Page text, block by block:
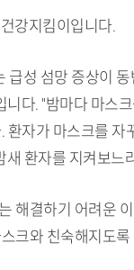
강지킴이입니다.
급성 섬망 증상이
니다. "밤마다 마스
환자가 마스크를
새 환자를 지켜보느
해결하기 어려운
크와 친숙해지도록